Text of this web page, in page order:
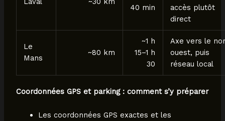
40 min
accès plutôt
direct
Le
Mans
~80 km
~1 h
15–1 h
30
Axe vers le
ouest, puis
réseau local
Coordonnées GPS et parking : comment s’y préparer
Les coordonnées GPS exactes et les